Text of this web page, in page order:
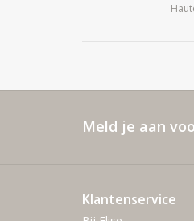
Meld je aan
Klantenservice